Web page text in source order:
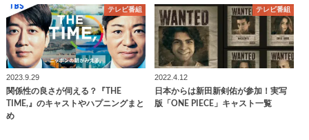
テレビ番組
2023.9.29
関係性の良さが伺える？『THE
TIME,』のキャストやハプニングまと
め
テレビ番組
2022.4.12
日本からは新田新剣佑が参加！実写
版「ONE PIECE」キャスト一覧